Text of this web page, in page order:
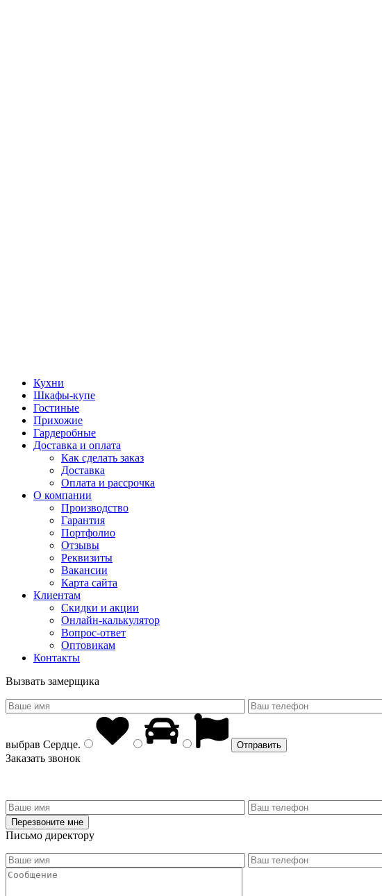
Кухни
Шкафы-купе
Гостиные
Прихожие
Гардеробные
Доставка и оплата
Как сделать заказ
Доставка
Оплата и рассрочка
О компании
Производство
Гарантия
Портфолио
Отзывы
Реквизиты
Вакансии
Карта сайта
Клиентам
Скидки и акции
Онлайн-калькулятор
Вопрос-ответ
Оптовикам
Контакты
Вызвать замерщика
выбрав Сердце.
Заказать звонок
Письмо директору